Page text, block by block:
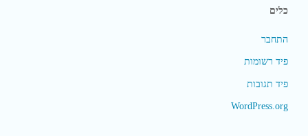
כלים
התחבר
פיד רשומות
פיד תגובות
WordPress.org